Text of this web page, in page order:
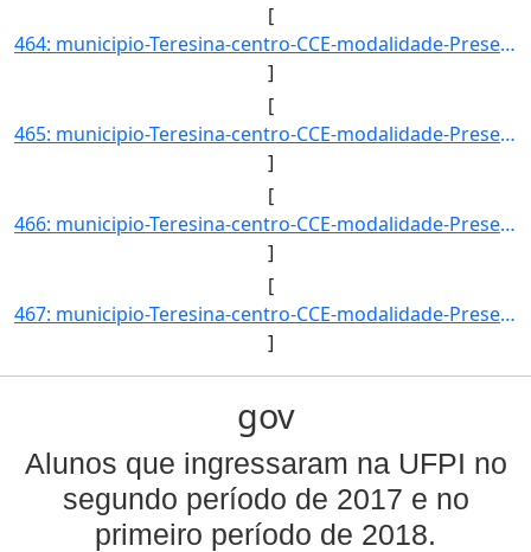
[
464: municipio-Teresina-centro-CCE-modalidade-Presencial-convenio--selecao-PROCESSO_DE_HABILIDADE_ESPECIF]
]
[
465: municipio-Teresina-centro-CCE-modalidade-Presencial-convenio--selecao-PROCESSO_DE_HABILIDADE_ESPECIF]
]
[
466: municipio-Teresina-centro-CCE-modalidade-Presencial-convenio--selecao-SISU_COTA-cota-AA-2-sexo-F-uf-]
]
[
467: municipio-Teresina-centro-CCE-modalidade-Presencial-convenio--selecao-SISU_COTA-cota-AA-2-sexo-M-uf-]
]
gov
Alunos que ingressaram na UFPI no
segundo período de 2017 e no
primeiro período de 2018.